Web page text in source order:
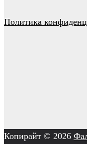
Политика
Копирайт © 2026